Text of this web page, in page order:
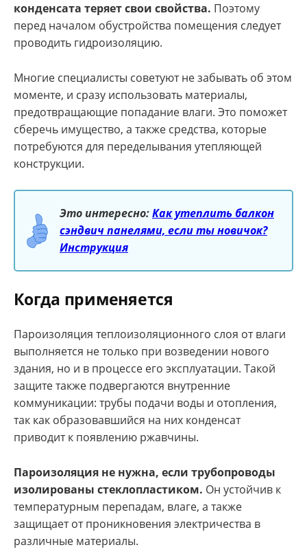
конденсата теряет свои свойства. Поэтому
перед началом обустройства помещения следует
проводить гидроизоляцию.
Многие специалисты советуют не забывать об этом
моменте, и сразу использовать материалы,
предотвращающие попадание влаги. Это поможет
сберечь имущество, а также средства, которые
потребуются для переделывания утепляющей
конструкции.
Это интересно:Как утеплить балкон
сэндвич панелями, если ты новичок?
Инструкция
Когда применяется
Пароизоляция теплоизоляционного слоя от влаги
выполняется не только при возведении нового
здания, но и в процессе его эксплуатации. Такой
защите также подвергаются внутренние
коммуникации: трубы подачи воды и отопления,
так как образовавшийся на них конденсат
приводит к появлению ржавчины.
Пароизоляция не нужна, если трубопроводы
изолированы стеклопластиком. Он устойчив к
температурным перепадам, влаге, а также
защищает от проникновения электричества в
различные материалы.